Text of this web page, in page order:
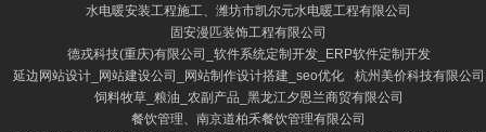
水电暖安装工程施工、潍坊市凯尔元水电暖工程有限公司
固安漫匹装饰工程有限公司
德戎科技(重庆)有限公司_软件系统定制开发_ERP软件定制开发
延边网站设计_网站建设公司_网站制作设计搭建_seo优化
杭州美价科技有限公司
饲料牧草_粮油_农副产品_黑龙江夕恩兰商贸有限公司
餐饮管理、南京道柏禾餐饮管理有限公司